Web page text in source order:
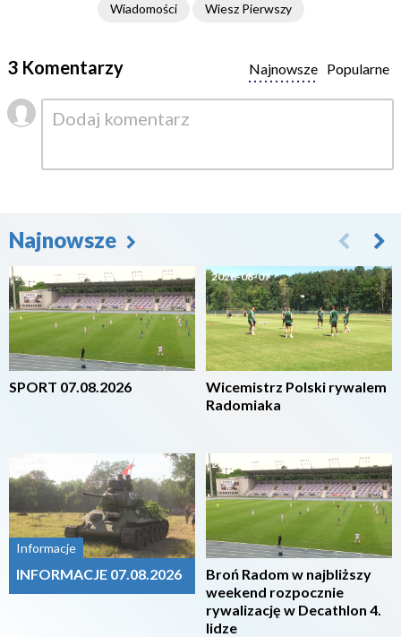
Wiadomości Wiesz Pierwszy
3 Komentarzy Popularne
Najnowsze
Najnowsze
2026-08-07
SPORT 07.08.2026
Informacje
INFORMACJE 07.08.2026
2026-08-07
Wicemistrz Polski rywalem
Radomiaka
2026-08-07
Broń Radom w najbliższy
weekend rozpocznie
rywalizację w Decathlon 4.
lidze